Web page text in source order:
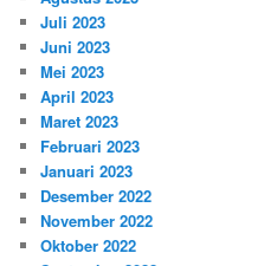
Juli 2023
Juni 2023
Mei 2023
April 2023
Maret 2023
Februari 2023
Januari 2023
Desember 2022
November 2022
Oktober 2022